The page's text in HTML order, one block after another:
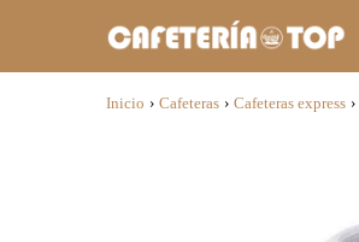
Inicio › Cafeteras › Cafeteras express ›